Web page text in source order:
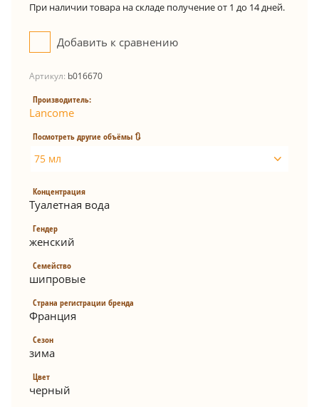
При наличии товара на складе получение от 1 до 14 дней.
Добавить к сравнению
Артикул: b016670
Производитель:
Lancome
Посмотреть другие объёмы 🔃
75 мл
Концентрация
Туалетная вода
Гендер
женский
Семейство
шипровые
Страна регистрации бренда
Франция
Сезон
зима
Цвет
черный